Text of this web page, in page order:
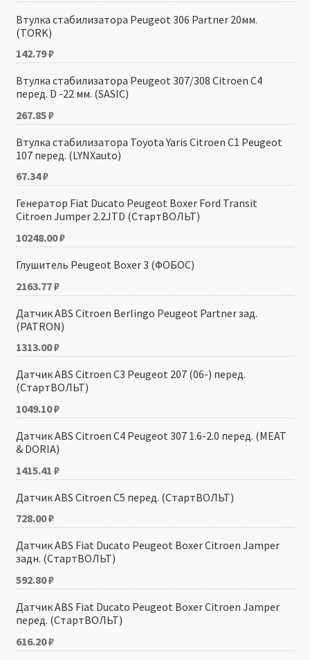
Втулка стабилизатора Peugeot 306 Partner 20мм.
(TORK)
142.79₽
Втулка стабилизатора Peugeot 307/308 Citroen C4
перед. D -22 мм. (SASIC)
267.85₽
Втулка стабилизатора Toyota Yaris Citroen C1 Peugeot
107 перед. (LYNXauto)
67.34₽
Генератор Fiat Ducato Peugeot Boxer Ford Transit
Citroen Jumper 2.2JTD (СтартВОЛЬТ)
10248.00₽
Глушитель Peugeot Boxer 3 (ФОБОС)
2163.77₽
Датчик ABS Citroen Berlingo Peugeot Partner зад.
(PATRON)
1313.00₽
Датчик ABS Citroen C3 Peugeot 207 (06-) перед.
(СтартВОЛЬТ)
1049.10₽
Датчик ABS Citroen C4 Peugeot 307 1.6-2.0 перед. (MEAT
& DORIA)
1415.41 ₽
Датчик ABS Citroen C5 перед. (СтартВОЛЬТ)
728.00₽
Датчик ABS Fiat Ducato Peugeot Boxer Citroen Jamper
задн. (СтартВОЛЬТ)
592.80₽
Датчик ABS Fiat Ducato Peugeot Boxer Citroen Jamper
перед. (СтартВОЛЬТ)
616.20₽